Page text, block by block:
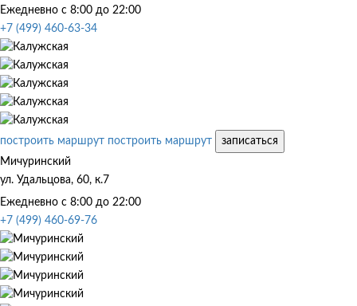
Ежедневно с 8:00 до 22:00
+7 (499) 460-63-34
построить маршрут построить маршрут
записаться
Мичуринский
ул. Удальцова, 60, к.7
Ежедневно с 8:00 до 22:00
+7 (499) 460-69-76